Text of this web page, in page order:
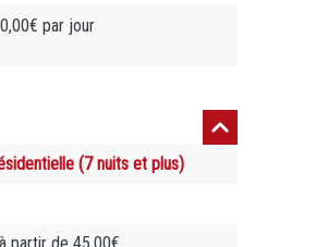
par jour
(7 nuits et plus)